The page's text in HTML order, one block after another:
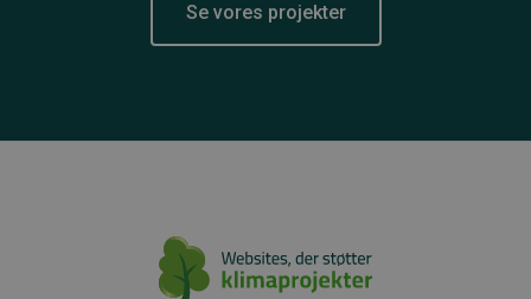
Se vores projekter